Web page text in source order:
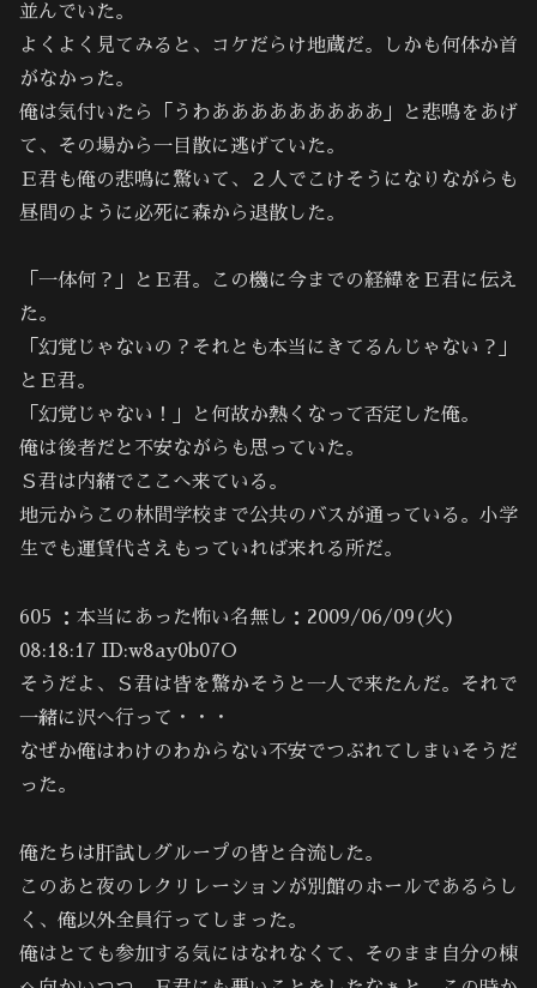
並んでいた。
よくよく見てみると、コケだらけ地蔵だ。しかも何体か首
がなかった。
俺は気付いたら「うわあああああああああ」と悲鳴をあげ
て、その場から一目散に逃げていた。
Ｅ君も俺の悲鳴に驚いて、２人でこけそうになりながらも
昼間のように必死に森から退散した。
「一体何？」とＥ君。この機に今までの経緯をＥ君に伝え
た。
「幻覚じゃないの？それとも本当にきてるんじゃない？」
とＥ君。
「幻覚じゃない！」と何故か熱くなって否定した俺。
俺は後者だと不安ながらも思っていた。
Ｓ君は内緒でここへ来ている。
地元からこの林間学校まで公共のバスが通っている。小学
生でも運賃代さえもっていれば来れる所だ。
605 ：本当にあった怖い名無し：2009/06/09(火)
08:18:17 ID:w8ay0b07O
そうだよ、Ｓ君は皆を驚かそうと一人で来たんだ。それで
一緒に沢へ行って・・・
なぜか俺はわけのわからない不安でつぶれてしまいそうだ
った。
俺たちは肝試しグループの皆と合流した。
このあと夜のレクリレーションが別館のホールであるらし
く、俺以外全員行ってしまった。
俺はとても参加する気にはなれなくて、そのまま自分の棟